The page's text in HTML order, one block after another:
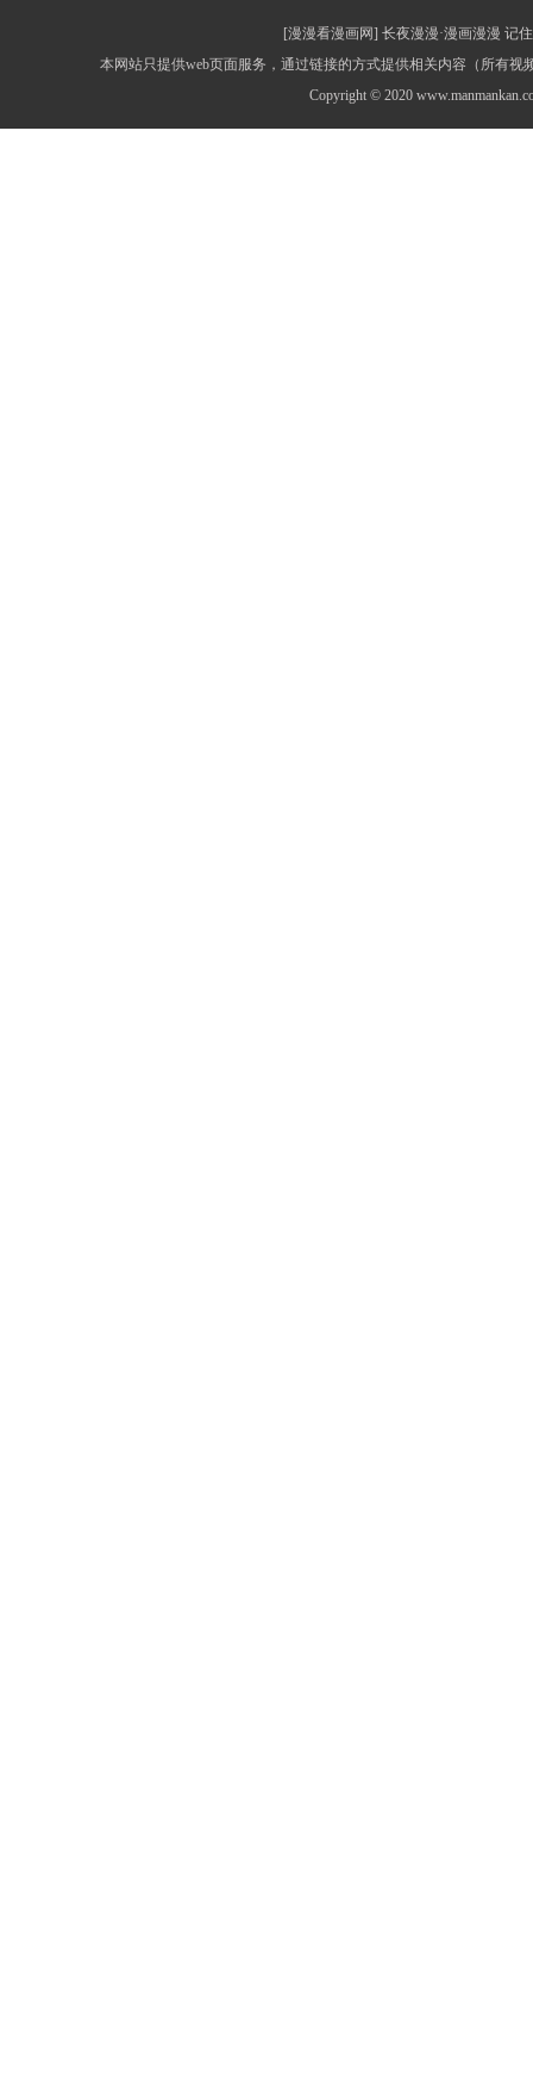
[漫漫看漫画网] 长夜漫漫·漫画漫漫 记
本网站只提供web页面服务，通过链接的方式提供相关内容（所有
Copyright © 2020